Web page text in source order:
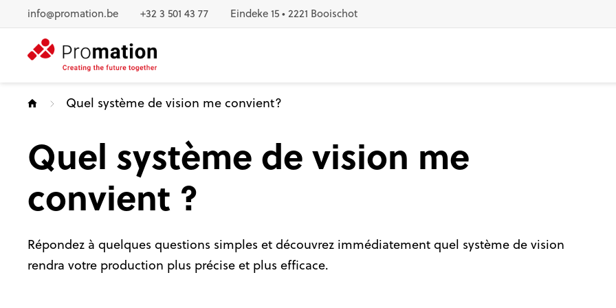
Au contenu
info@promation.be +32 3 501 43 77 Eindeke 15 • 2221 Booischot
Quel système de vision me convient?
Quel système de vision me
convient ?
Répondez à quelques questions simples et découvrez immédiatement quel système de vision
rendra votre production plus précise et plus efficace.